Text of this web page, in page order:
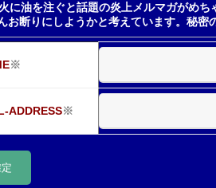
火に油を注ぐと話題の炎上メルマガがめ
お断りにしようかと考えています。秘密
※
ADDRESS※